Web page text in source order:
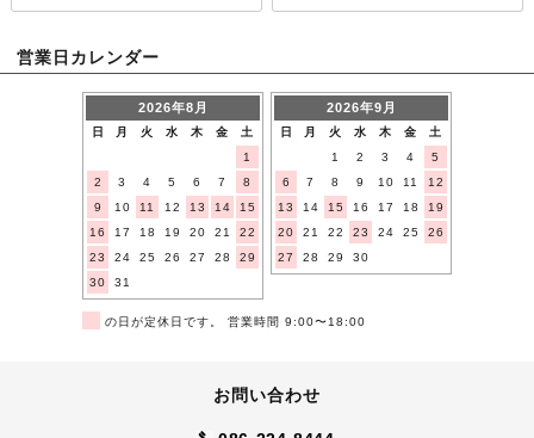
営業日カレンダー
2026年8月
日 月 火 水 木 金
土
1
2
3 4 5 6 7
8
9
10 11 12 13 14
15
16
17 18 19 20 21
22
23
24 25 26 27 28
29
30
31
2026年9月
日 月 火 水 木 金
土
1
2 3 4
5
6
7 8 9 10 11
12
13
14 15 16 17 18
19
20
21 22 23 24 25
26
27
28 29 30
の日が定休日です。 営業時間 9:00〜18:00
お問い合わせ